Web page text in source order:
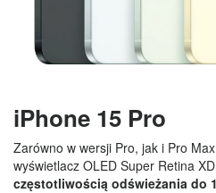
iPhone 15 Pro
Zarówno w wersji Pro, jak i Pro
wyświetlacz OLED Super Retina
częstotliwością odświeżania do